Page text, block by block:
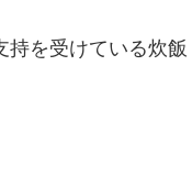
持を受けている炊飯